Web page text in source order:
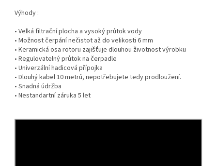
Výhody :
• Velká filtrační plocha a vysoký průtok vody
• Možnost čerpání nečistot až do velikosti 6 mm
• Keramická osa rotoru zajišťuje dlouhou životnost výrobku
• Regulovatelný průtok na čerpadle
• Univerzální hadicová přípojka
• Dlouhý kabel 10 metrů, nepotřebujete tedy prodloužení.
• Snadná údržba
• Nestandartní záruka 5 let